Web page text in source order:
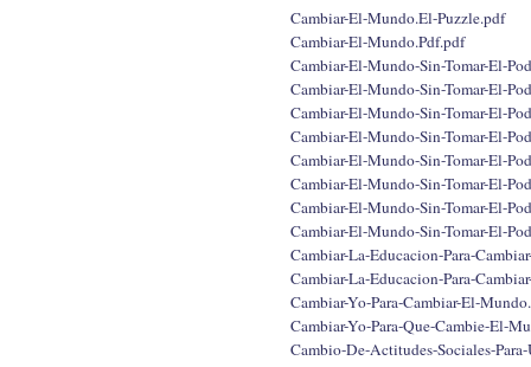
Cambiar-El-Mundo.El-Puzzle.pdf
Cambiar-El-Mundo.Pdf.pdf
Cambiar-El-Mundo-Sin-Tomar-El-
Cambiar-El-Mundo-Sin-Tomar-El-
Cambiar-El-Mundo-Sin-Tomar-El-
Cambiar-El-Mundo-Sin-Tomar-El-
Cambiar-El-Mundo-Sin-Tomar-El-
Cambiar-El-Mundo-Sin-Tomar-El-
Cambiar-El-Mundo-Sin-Tomar-El-
Cambiar-El-Mundo-Sin-Tomar-El-
Cambiar-La-Educacion-Para-
Cambiar-La-Educacion-Para-
Cambiar-Yo-Para-Cambiar-El-
Cambiar-Yo-Para-Que-Cambie-El-
Cambio-De-Actitudes-Sociales-